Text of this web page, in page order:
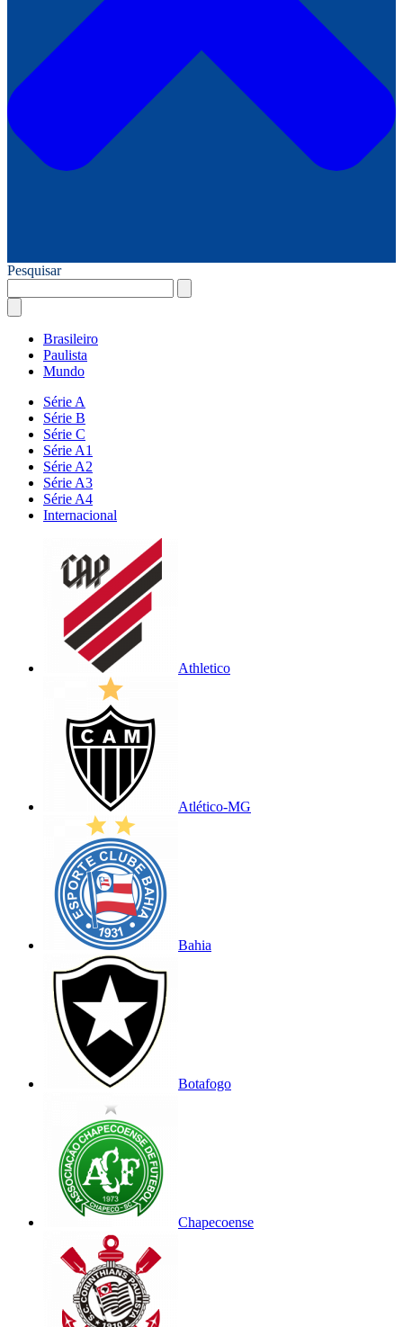
Pesquisar
Brasileiro
Paulista
Mundo
Série A
Série B
Série C
Série A1
Série A2
Série A3
Série A4
Internacional
Athletico
Atlético-MG
Bahia
Botafogo
Chapecoense